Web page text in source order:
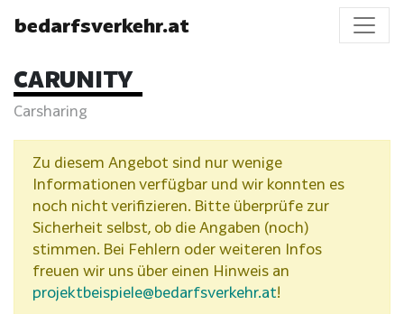
bedarfsverkehr.at
CARUNITY
Carsharing
Zu diesem Angebot sind nur wenige
Informationen verfügbar und wir konnten es
noch nicht verifizieren. Bitte überprüfe zur
Sicherheit selbst, ob die Angaben (noch)
stimmen. Bei Fehlern oder weiteren Infos
freuen wir uns über einen Hinweis an
projektbeispiele@bedarfsverkehr.at!